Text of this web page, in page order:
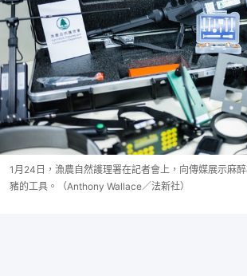
1月24日，漁農自然護理署在記者會上，向傳媒展示麻
豬的工具。（Anthony Wallace／法新社）